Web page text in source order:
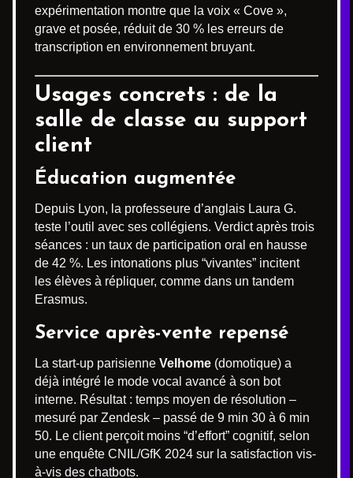
expérimentation montre que la voix « Cove »,
grave et posée, réduit de 30 % les erreurs de
transcription en environnement bruyant.
Usages concrets : de la
salle de classe au support
client
Éducation augmentée
Depuis Lyon, la professeure d’anglais Laura G.
teste l’outil avec ses collégiens. Verdict après trois
séances : un taux de participation oral en hausse
de 42 %. Les intonations plus “vivantes” incitent
les élèves à répliquer, comme dans un tandem
Erasmus.
Service après-vente repensé
La start-up parisienne Velhome (domotique) a
déjà intégré le mode vocal avancé à son bot
interne. Résultat : temps moyen de résolution –
mesuré par Zendesk – passé de 9 min 30 à 6 min
50. Le client perçoit moins “d’effort” cognitif, selon
une enquête CNIL/GfK 2024 sur la satisfaction vis-
à-vis des chatbots.